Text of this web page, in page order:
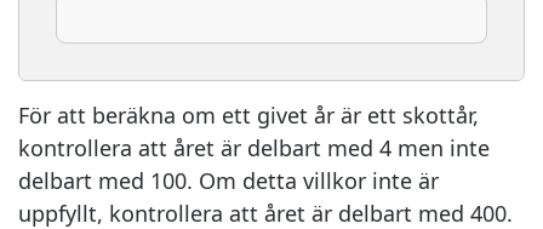
För att beräkna om ett givet år är ett skottår,
kontrollera att året är delbart med 4 men inte
delbart med 100. Om detta villkor inte är
uppfyllt, kontrollera att året är delbart med 400.